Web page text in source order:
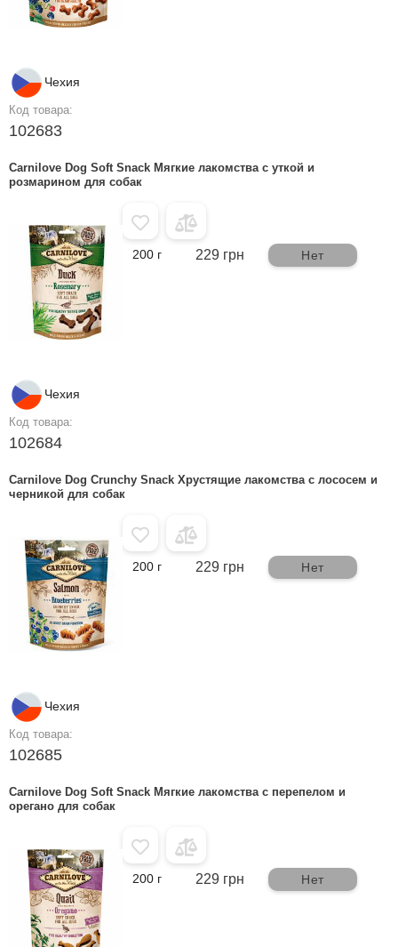
Чехия
Код товара:
102683
Carnilove Dog Soft Snack Мягкие лакомства с уткой и
розмарином для собак
Чехия
Код товара:
102684
200 г 229 грн Нет
Carnilove Dog Crunchy Snack Хрустящие лакомства с лососем и
черникой для собак
Чехия
Код товара:
102685
200 г 229 грн Нет
Carnilove Dog Soft Snack Мягкие лакомства с перепелом и
орегано для собак
200 г 229 грн Нет